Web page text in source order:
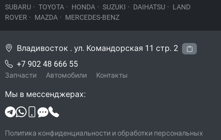
SUBARU · TOYOTA · HONDA · SUZUKI · DAIHATSU · LAND
ROVER · MAZDA · MERCEDES-BENZ
Владивосток . ул. Командорская 11 стр. 2
+7 902 48 666 55
Запчасти Автомобили Контакты
Мы в мессенджерах:
Политика конфиденциальности и обработки персональных